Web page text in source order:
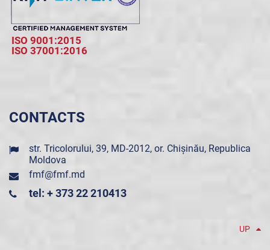
ISO 9001:2015
ISO 37001:2016
CONTACTS
str. Tricolorului, 39, MD-2012, or. Chișinău, Republica
Moldova
fmf@fmf.md
tel: + 373 22 210413
UP